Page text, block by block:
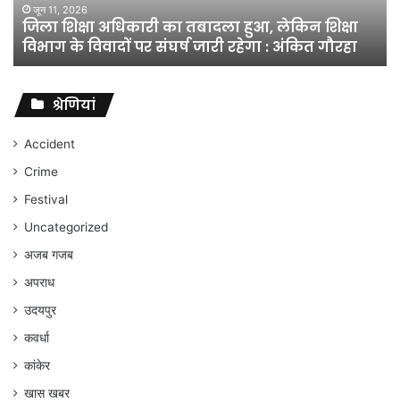
शिक्षा
विभाग
विवादों
संघर्ष
जारी
रहेगा
अंकित
गौरहा
जून 11, 2026
जिला शिक्षा अधिकारी का तबादला हुआ, लेकिन शिक्षा
विभाग के विवादों पर संघर्ष जारी रहेगा : अंकित गौरहा
श्रेणियां
Accident
Crime
Festival
Uncategorized
अजब गजब
अपराध
उदयपुर
कवर्धा
कांकेर
खास खबर